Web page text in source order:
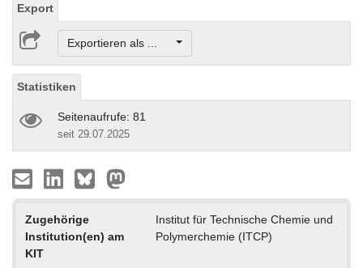
Export
Exportieren als ...
Statistiken
Seitenaufrufe: 81
seit 29.07.2025
Zugehörige
Institution(en) am
KIT
Institut für Technische Chemie und
Polymerchemie (ITCP)